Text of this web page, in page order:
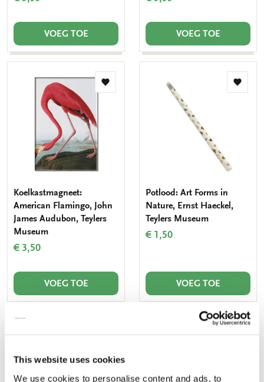
This website uses cookies
We use cookies to personalise content and ads, to
VOEG TOE VOEG TOE
Toevoegen
Koelkastmagneet:
American Flamingo, John
James Audubon, Teylers
Museum
€ 3,50
VOEG TOE
Potlood: Art Forms in
Nature, Ernst Haeckel,
Teylers Museum
€ 1,50
VOEG TOE
verlanglijst